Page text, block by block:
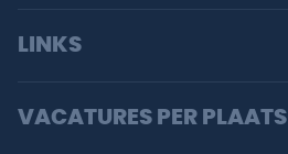
LINKS
VACATURES PER PLAATS